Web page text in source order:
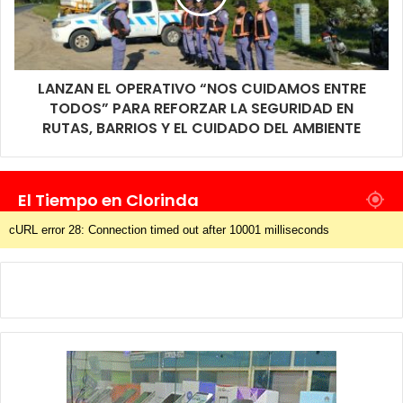
LANZAN EL OPERATIVO “NOS CUIDAMOS ENTRE
TODOS” PARA REFORZAR LA SEGURIDAD EN
RUTAS, BARRIOS Y EL CUIDADO DEL AMBIENTE
El Tiempo en Clorinda
cURL error 28: Connection timed out after 10001 milliseconds